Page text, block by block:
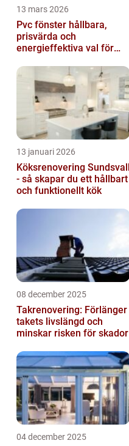
13 mars 2026
Pvc fönster hållbara,
prisvärda och
energieffektiva val för
13 januari 2026
Köksrenovering Sundsvall
- så skapar du ett hållbart
och funktionellt kök
08 december 2025
Takrenovering: Förlänger
takets livslängd och
minskar risken för skador
04 december 2025